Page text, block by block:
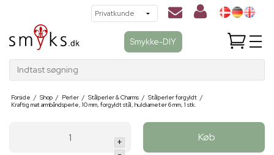
Smykke-DIY
Indtast søgning
Forside / Shop / Perler / Stålperler & Charms / Stålperler forgyldt /
Kraftig mat armbåndsperle, 10 mm, forgyldt stål, huldiameter 6 mm, 1 stk.
+
Køb